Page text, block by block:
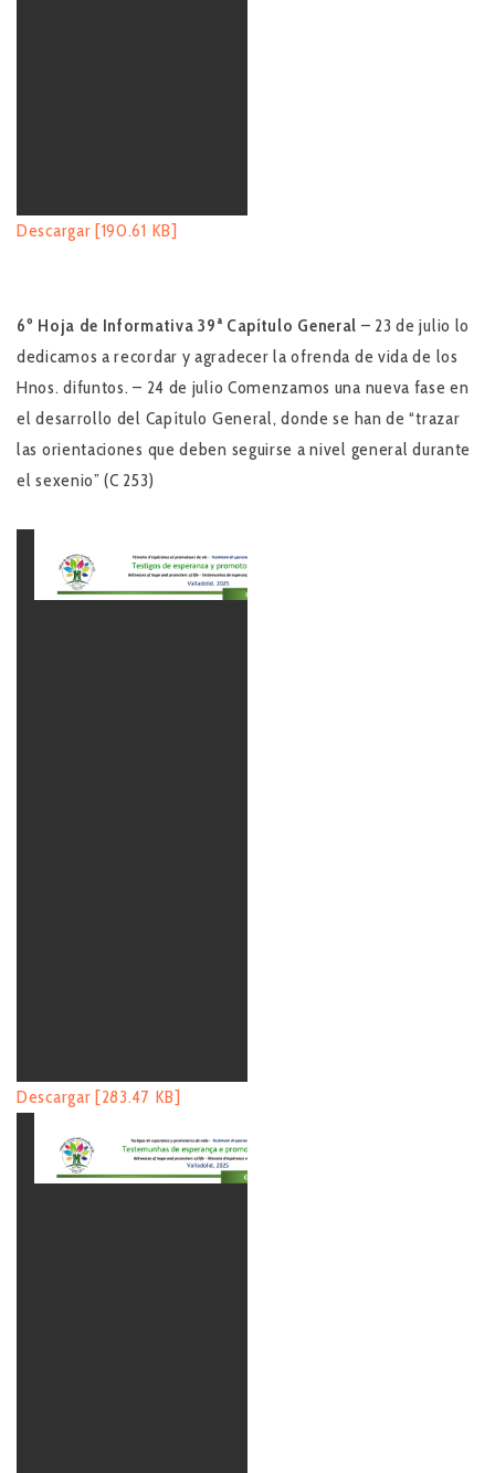
Descargar [190.61 KB]
6º Hoja de Informativa39ª Capítulo General – 23 de julio lo
dedicamos a recordar y agradecer la ofrenda de vida de los
Hnos. difuntos. – 24 de julio Comenzamos una nueva fase en
el desarrollo del Capítulo General, donde se han de “trazar
las orientaciones que deben seguirse a nivel general durante
el sexenio” (C 253)
Descargar [283.47 KB]